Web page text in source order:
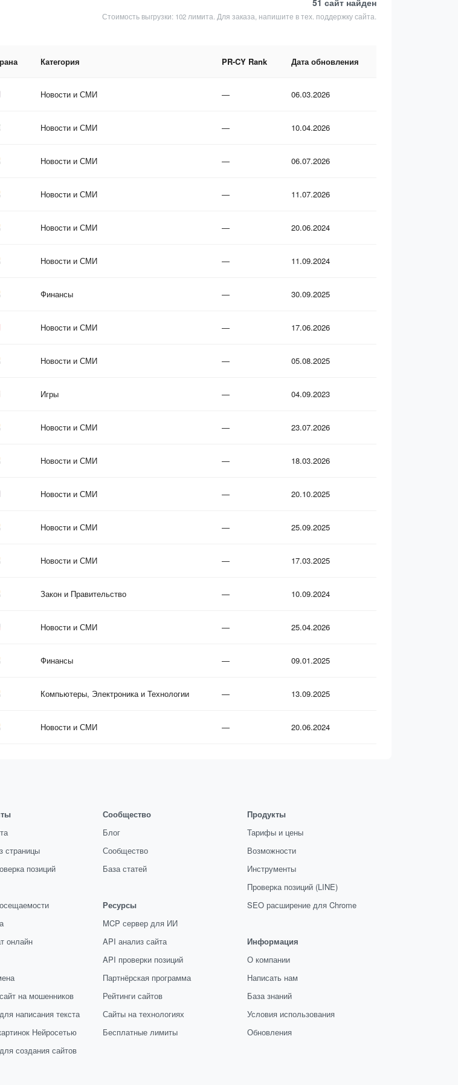
51 сайт найден
Стоимость выгрузки: 102 лимита. Для заказа, напишите в тех. поддержку сайта.
Категория PR-CY Rank Дата обновления
Новости и СМИ — 06.03.2026
Новости и СМИ — 10.04.2026
Новости и СМИ — 06.07.2026
Новости и СМИ — 11.07.2026
Новости и СМИ — 20.06.2024
Новости и СМИ — 11.09.2024
Финансы — 30.09.2025
Новости и СМИ — 17.06.2026
Новости и СМИ — 05.08.2025
Игры — 04.09.2023
Новости и СМИ — 23.07.2026
Новости и СМИ — 18.03.2026
Новости и СМИ — 20.10.2025
Новости и СМИ — 25.09.2025
Новости и СМИ — 17.03.2025
Закон и Правительство — 10.09.2024
Новости и СМИ — 25.04.2026
Финансы — 09.01.2025
Компьютеры, Электроника и Технологии — 13.09.2025
Новости и СМИ — 20.06.2024
страницы
позиций
онлайн
на мошенников
написания текста
Нейросетью
создания сайтов
Сообщество
Блог
Сообщество
База статей
Ресурсы
MCP сервер для ИИ
API анализ сайта
API проверки позиций
Партнёрская программа
Рейтинги сайтов
Сайты на технологиях
Бесплатные лимиты
Продукты
Тарифы и цены
Возможности
Инструменты
Проверка позиций (LINE)
SEO расширение для Chrome
Информация
О компании
Написать нам
База знаний
Условия использования
Обновления